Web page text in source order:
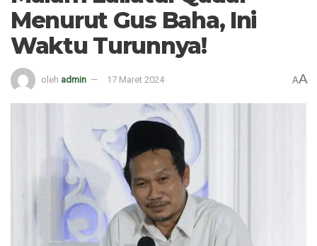
Menurut Gus Baha, Ini
Waktu Turunnya!
oleh admin 17 Maret 2024 AA